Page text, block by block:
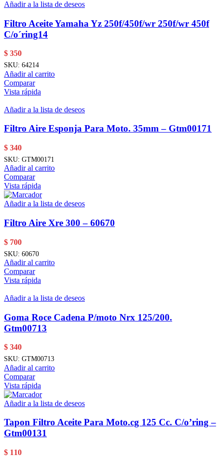
Añadir a la lista de deseos
Filtro Aceite Yamaha Yz 250f/450f/wr 250f/wr 450f
C/o´ring14
$ 350
SKU: 64214
Añadir al carrito
Comparar
Vista rápida
Añadir a la lista de deseos
Filtro Aire Esponja Para Moto. 35mm – Gtm00171
$ 340
SKU: GTM00171
Añadir al carrito
Comparar
Vista rápida
Añadir a la lista de deseos
Filtro Aire Xre 300 – 60670
$ 700
SKU: 60670
Añadir al carrito
Comparar
Vista rápida
Añadir a la lista de deseos
Goma Roce Cadena P/moto Nrx 125/200.
Gtm00713
$ 340
SKU: GTM00713
Añadir al carrito
Comparar
Vista rápida
Añadir a la lista de deseos
Tapon Filtro Aceite Para Moto.cg 125 Cc. C/o’ring –
Gtm00131
$ 110